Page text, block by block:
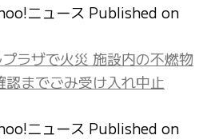
ニュース Published on
ラザで火災 施設内の不燃物
認までごみ受け入れ中止
ニュース Published on